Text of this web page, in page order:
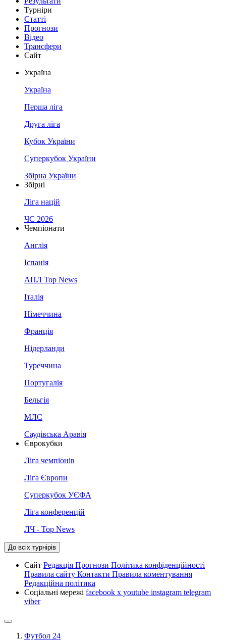
Турніри
Статті
Прогнози
Відео
Трансфери
Сайт
Україна
Україна
Перша ліга
Друга ліга
Кубок України
Суперкубок України
Збірна України
Збірні
Ліга націй
ЧС 2026
Чемпіонати
Англія
Іспанія
АПЛ Top News
Італія
Німеччина
Франція
Нідерланди
Туреччина
Португалія
Бельгія
МЛС
Саудівська Аравія
Єврокубки
Ліга чемпіонів
Ліга Європи
Суперкубок УЄФА
Ліга конференцій
ЛЧ - Top News
До всіх турнірів
Сайт Редакція Прогнози Політика конфіденційності
Правила сайту Контакти Правила коментування
Редакційна політика
Соціальні мережі facebook x youtube instagram telegram
viber
Футбол 24